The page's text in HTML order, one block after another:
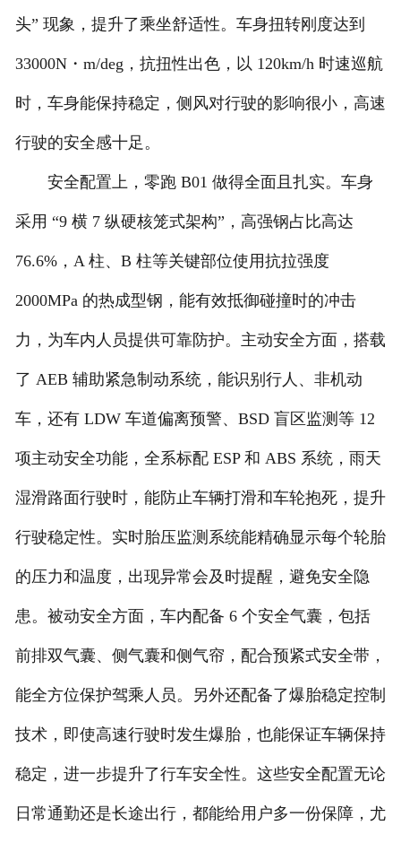
头” 现象，提升了乘坐舒适性。车身扭转刚度达到
33000N・m/deg，抗扭性出色，以 120km/h 时速巡航
时，车身能保持稳定，侧风对行驶的影响很小，高速
行驶的安全感十足。
安全配置上，零跑 B01 做得全面且扎实。车身
采用 “9 横 7 纵硬核笼式架构”，高强钢占比高达
76.6%，A 柱、B 柱等关键部位使用抗拉强度
2000MPa 的热成型钢，能有效抵御碰撞时的冲击
力，为车内人员提供可靠防护。主动安全方面，搭载
了 AEB 辅助紧急制动系统，能识别行人、非机动
车，还有 LDW 车道偏离预警、BSD 盲区监测等 12
项主动安全功能，全系标配 ESP 和 ABS 系统，雨天
湿滑路面行驶时，能防止车辆打滑和车轮抱死，提升
行驶稳定性。实时胎压监测系统能精确显示每个轮胎
的压力和温度，出现异常会及时提醒，避免安全隐
患。被动安全方面，车内配备 6 个安全气囊，包括
前排双气囊、侧气囊和侧气帘，配合预紧式安全带，
能全方位保护驾乘人员。另外还配备了爆胎稳定控制
技术，即使高速行驶时发生爆胎，也能保证车辆保持
稳定，进一步提升了行车安全性。这些安全配置无论
日常通勤还是长途出行，都能给用户多一份保障，尤